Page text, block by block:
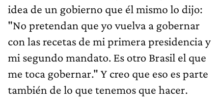
idea de un gobierno que él mismo lo dijo:
"No pretendan que yo vuelva a gobernar
con las recetas de mi primera presidencia y
mi segundo mandato. Es otro Brasil el que
me toca gobernar." Y creo que eso es parte
también de lo que tenemos que hacer.